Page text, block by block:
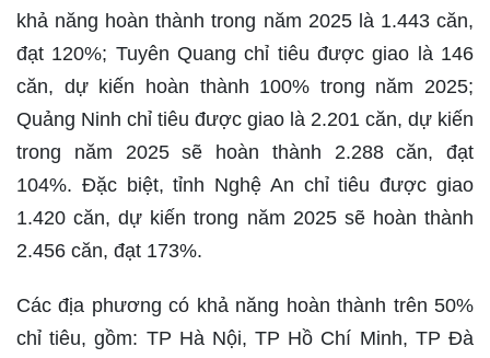
khả năng hoàn thành trong năm 2025 là 1.443 căn,
đạt 120%; Tuyên Quang chỉ tiêu được giao là 146
căn, dự kiến hoàn thành 100% trong năm 2025;
Quảng Ninh chỉ tiêu được giao là 2.201 căn, dự kiến
trong năm 2025 sẽ hoàn thành 2.288 căn, đạt
104%. Đặc biệt, tỉnh Nghệ An chỉ tiêu được giao
1.420 căn, dự kiến trong năm 2025 sẽ hoàn thành
2.456 căn, đạt 173%.
Các địa phương có khả năng hoàn thành trên 50%
chỉ tiêu, gồm: TP Hà Nội, TP Hồ Chí Minh, TP Đà